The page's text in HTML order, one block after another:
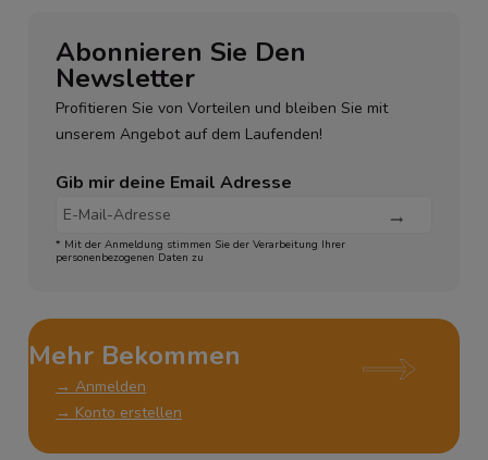
Abonnieren Sie Den
Newsletter
Profitieren Sie von Vorteilen und bleiben Sie mit
unserem Angebot auf dem Laufenden!
Gib mir deine Email Adresse
* Mit der Anmeldung stimmen Sie der Verarbeitung Ihrer
personenbezogenen Daten zu
Mehr Bekommen
→ Anmelden
→ Konto erstellen